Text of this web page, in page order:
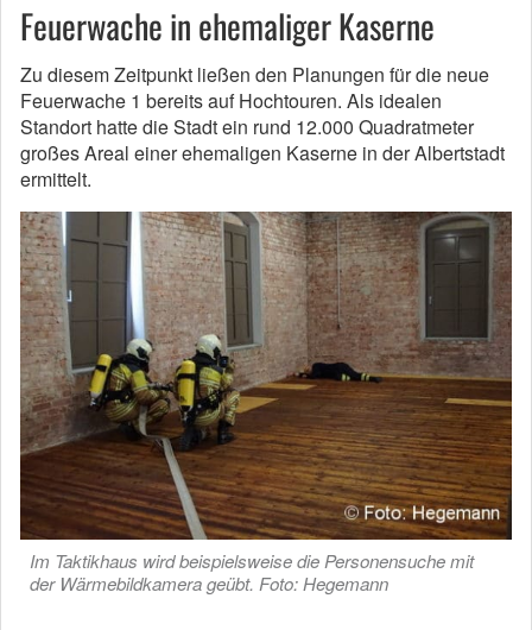
Feuerwache in ehemaliger Kaserne
Zu diesem Zeitpunkt ließen den Planungen für die neue
Feuerwache 1 bereits auf Hochtouren. Als idealen
Standort hatte die Stadt ein rund 12.000 Quadratmeter
großes Areal einer ehemaligen Kaserne in der Albertstadt
ermittelt.
Im Taktikhaus wird beispielsweise die Personensuche mit
der Wärmebildkamera geübt. Foto: Hegemann